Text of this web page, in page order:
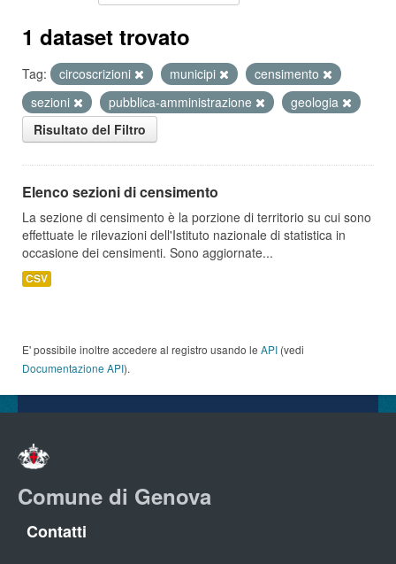
1 dataset trovato
Tag: circoscrizioni municipi
censimento
sezioni
pubblica-amministrazione
geologia
Risultato del Filtro
Elenco sezioni di censimento
La sezione di censimento è la porzione di territorio su cui sono
effettuate le rilevazioni dell'Istituto nazionale di statistica in
occasione dei censimenti. Sono aggiornate...
CSV
E' possibile inoltre accedere al registro usando le API (vedi
Documentazione API).
Comune di Genova
Contatti